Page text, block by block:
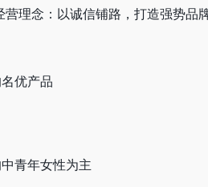
理念：以诚信铺路，打造强势
优产品
青年女性为主